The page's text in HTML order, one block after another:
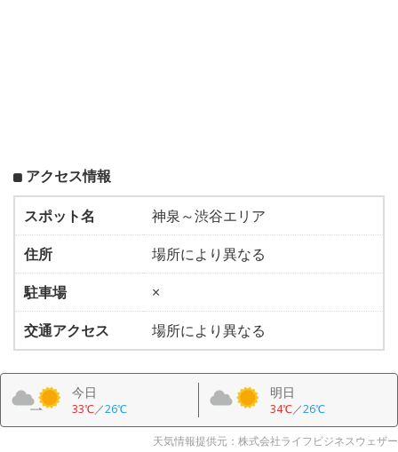
アクセス情報
スポット名
神泉～渋谷エリア
住所
場所により異なる
駐車場
×
交通アクセス
場所により異なる
今日
33℃／26℃
明日
34℃／26℃
天気情報提供元：株式会社ライフビジネスウェザー